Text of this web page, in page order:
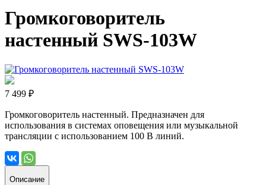
Громкоговоритель
настенный SWS-103W
7 499 ₽
Громкоговоритель настенный. Предназначен для
использования в системах оповещения или музыкальной
трансляции с использованием 100 В линий.
Описание